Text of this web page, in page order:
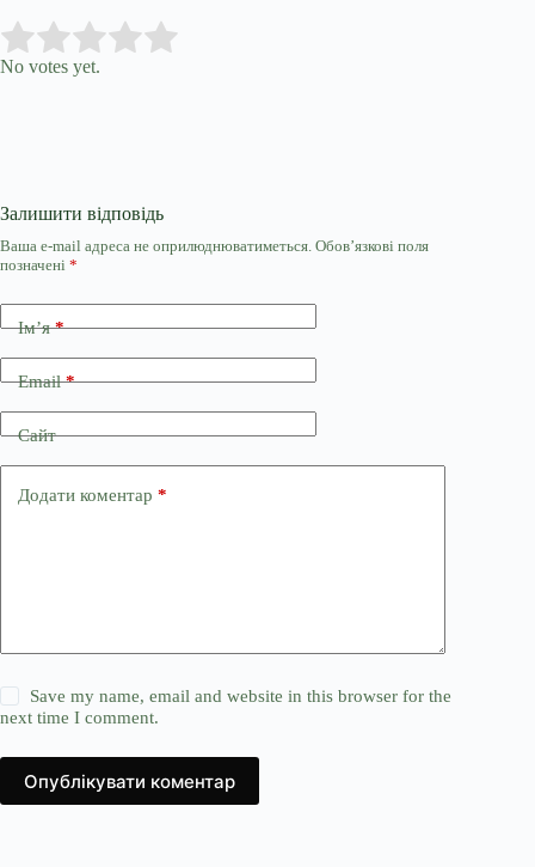
Rate this item:
No votes yet.
Залишити відповідь
Ваша e-mail адреса не оприлюднюватиметься. Обов’язкові поля
позначені *
Ім’я*
Email*
Сайт
Додати коментар *
Save my name, email and website in this browser for the
next time I comment.
Опублікувати коментар